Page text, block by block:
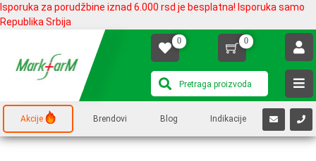
Isporuka za porudžbine iznad 6.000 rsd je besplatna! Isporuka samo
Republika Srbija
0 0
Akcije Brendovi Blog Indikacije